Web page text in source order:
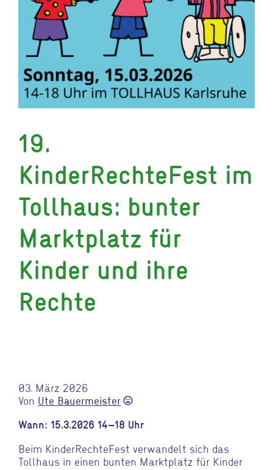
19.
KinderRechteFest im
Tollhaus: bunter
Marktplatz für
Kinder und ihre
Rechte
03. März 2026
Von Ute Bauermeister sentiment_very_satisfied
Wann: 15.3.2026 14–18 Uhr
Beim KinderRechteFest verwandelt sich das
Tollhaus in einen bunten Marktplatz für Kinder